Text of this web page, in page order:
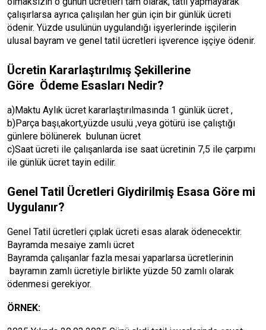
çalışırlarsa ayrıca çalışılan her gün için bir günlük ücreti
ödenir. Yüzde usulünün uygulandığı işyerlerinde işçilerin
ulusal bayram ve genel tatil ücretleri işverence işçiye ödenir.
Ücretin Kararlaştırılmış Şekillerine
Göre Ödeme Esasları Nedir?
a)Maktu Aylık ücret kararlaştırılmasında 1 günlük ücret ,
b)Parça başı,akort,yüzde usulü ,veya götürü ise çalıştığı
günlere bölünerek bulunan ücret
c)Saat ücreti ile çalışanlarda ise saat ücretinin 7,5 ile çarpımı
ile günlük ücret tayin edilir.
Genel Tatil Ücretleri Giydirilmiş Esasa Göre mi
Uygulanır?
Genel Tatil ücretleri çıplak ücreti esas alarak ödenecektir.
Bayramda mesaiye zamlı ücret
Bayramda çalışanlar fazla mesai yaparlarsa ücretlerinin
bayramın zamlı ücretiyle birlikte yüzde 50 zamlı olarak
ödenmesi gerekiyor.
ÖRNEK: